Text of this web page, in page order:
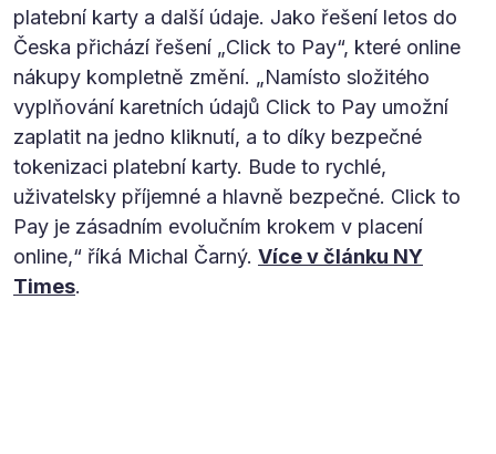
platební karty a další údaje. Jako řešení letos do
Česka přichází řešení „Click to Pay“, které online
nákupy kompletně změní. „Namísto složitého
vyplňování karetních údajů Click to Pay umožní
zaplatit na jedno kliknutí, a to díky bezpečné
tokenizaci platební karty. Bude to rychlé,
uživatelsky příjemné a hlavně bezpečné. Click to
Pay je zásadním evolučním krokem v placení
online,“ říká Michal Čarný. Více v článku NY
Times.